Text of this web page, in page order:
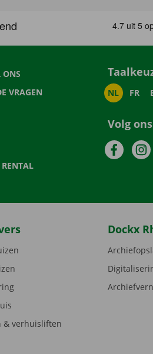
ONS
VRAGEN
NL FR
Volg ons
& verhuisliften
Dockx